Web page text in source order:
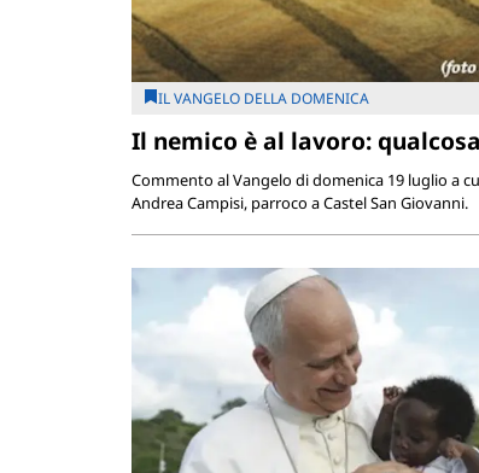
IL VANGELO DELLA DOMENICA
Il nemico è al lavoro:
Commento al Vangelo di domenica 19 luglio a
Andrea Campisi, parroco a Castel San Giovanni.